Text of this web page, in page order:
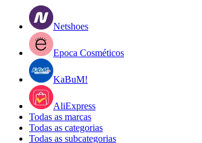
Netshoes
Epoca Cosméticos
KaBuM!
AliExpress
Todas as marcas
Todas as categorias
Todas as subcategorias